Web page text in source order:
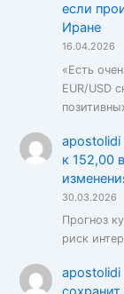
если
Иране
16.04.2026
«Есть
EUR/USD
apostolidi
к 152,00
30.03.2026
Прогноз
риск
apostolidi